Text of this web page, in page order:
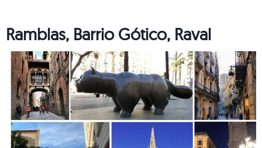
Ramblas, Barrio Gótico, Raval